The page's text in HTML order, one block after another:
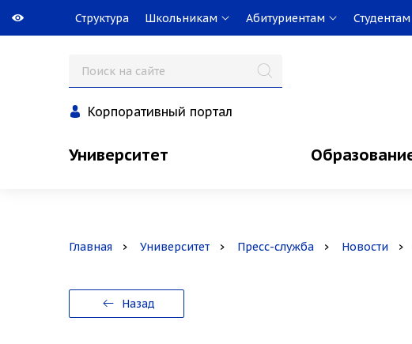
Структура Школьникам Абитуриентам Студентам
Корпоративный портал
Университет
Главная Университет Пресс-служба Новости
Назад